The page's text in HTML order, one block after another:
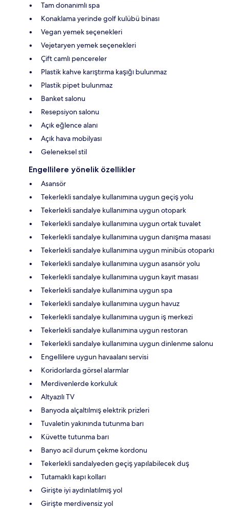
Tam donanımlı spa
Konaklama yerinde golf kulübü binası
Vegan yemek seçenekleri
Vejetaryen yemek seçenekleri
Çift camlı pencereler
Plastik kahve karıştırma kaşığı bulunmaz
Plastik pipet bulunmaz
Banket salonu
Resepsiyon salonu
Açık eğlence alanı
Açık hava mobilyası
Geleneksel stil
Engellilere yönelik özellikler
Asansör
Tekerlekli sandalye kullanımına uygun geçiş yolu
Tekerlekli sandalye kullanımına uygun otopark
Tekerlekli sandalye kullanımına uygun ortak tuvalet
Tekerlekli sandalye kullanımına uygun danışma masası
Tekerlekli sandalye kullanımına uygun minibüs otoparkı
Tekerlekli sandalye kullanımına uygun asansör yolu
Tekerlekli sandalye kullanımına uygun kayıt masası
Tekerlekli sandalye kullanımına uygun spa
Tekerlekli sandalye kullanımına uygun havuz
Tekerlekli sandalye kullanımına uygun iş merkezi
Tekerlekli sandalye kullanımına uygun restoran
Tekerlekli sandalye kullanımına uygun dinlenme salonu
Engellilere uygun havaalanı servisi
Koridorlarda görsel alarmlar
Merdivenlerde korkuluk
Altyazılı TV
Banyoda alçaltılmış elektrik prizleri
Tuvaletin yakınında tutunma barı
Küvette tutunma barı
Banyo acil durum çekme kordonu
Tekerlekli sandalyeden geçiş yapılabilecek duş
Tutamaklı kapı kolları
Girişte iyi aydınlatılmış yol
Girişte merdivensiz yol